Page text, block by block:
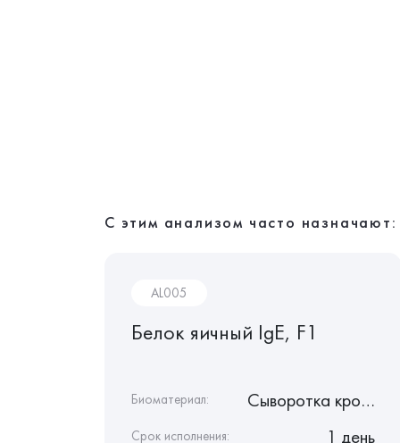
С этим анализом часто назначают:
AL005
Белок яичный IgE, F1
Биоматериал: Сыворотка крови
Срок исполнения: 1 день